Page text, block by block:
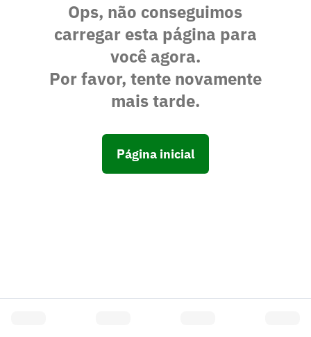
Ops, não conseguimos
carregar esta página para
você agora.
Por favor, tente novamente
mais tarde.
Página inicial